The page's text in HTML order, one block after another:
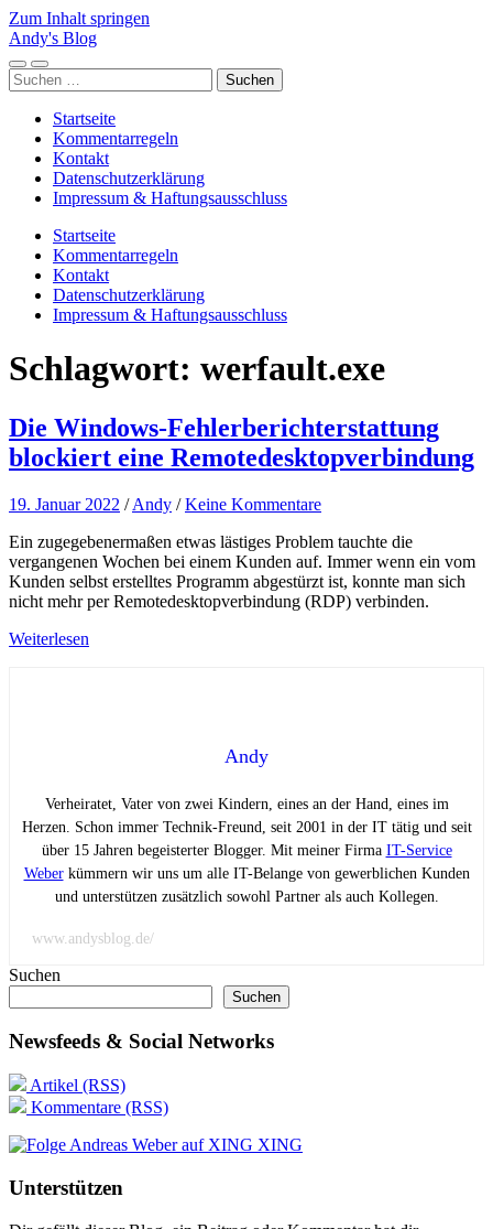
Zum Inhalt springen
Andy's Blog
Mobile-
Menü
Suchfeld
ein-/ausblenden
Suchen
nach:
Startseite
Kommentarregeln
Kontakt
Datenschutzerklärung
Impressum & Haftungsausschluss
Startseite
Kommentarregeln
Kontakt
Datenschutzerklärung
Impressum & Haftungsausschluss
Schlagwort: werfault.exe
Die Windows-Fehlerberichterstattung
blockiert eine Remotedesktopverbindung
19. Januar 2022 /Andy /Keine Kommentare
Ein zugegebenermaßen etwas lästiges Problem tauchte die
vergangenen Wochen bei einem Kunden auf. Immer wenn ein vom
Kunden selbst erstelltes Programm abgestürzt ist, konnte man sich
nicht mehr per Remotedesktopverbindung (RDP) verbinden.
Weiterlesen
Andy
Verheiratet, Vater von zwei Kindern, eines an der Hand, eines im
Herzen. Schon immer Technik-Freund, seit 2001 in der IT tätig und seit
über 15 Jahren begeisterter Blogger. Mit meiner Firma IT-Service
Weberkümmern wir uns um alle IT-Belange von gewerblichen Kunden
und unterstützen zusätzlich sowohl Partner als auch Kollegen.
www.andysblog.de/
Suchen
Suchen
Newsfeeds & Social Networks
Artikel (RSS)
Kommentare (RSS)
XING
Unterstützen